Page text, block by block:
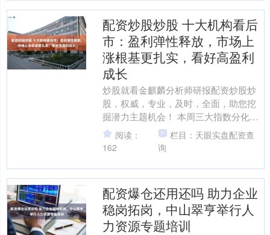
配资炒股炒股 十大机构看后
市：盈利弹性释放，市场上
涨根基更扎实，看好高盈利
成长
炒股就看金麒麟分析师研报配资炒股炒
股，权威，专业，及时，全面，助您挖
掘潜力主题机会！ 本周三大指数分化，
上证指数涨0.47%，深证成指跌1.42%，
创业板指跌3....
阅读：
162
栏目：天眼实盘配资查
询
配资爆仓还用还吗 助力企业
稳岗拓岗，中山翠亨举行人
力资源专题培训